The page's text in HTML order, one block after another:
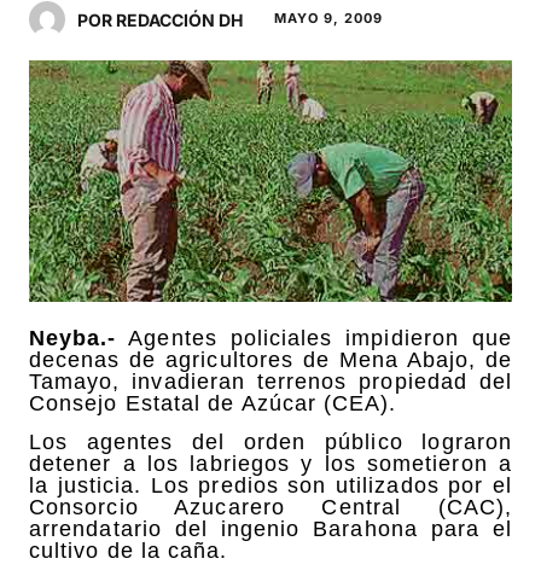
POR REDACCIÓN DH MAYO 9, 2009
Neyba.- Agentes policiales impidieron que
decenas de agricultores de Mena Abajo, de
Tamayo, invadieran terrenos propiedad del
Consejo Estatal de Azúcar (CEA).
Los agentes del orden público lograron
detener a los labriegos y los sometieron a
la justicia. Los predios son utilizados por el
Consorcio Azucarero Central (CAC),
arrendatario del ingenio Barahona para el
cultivo de la caña.